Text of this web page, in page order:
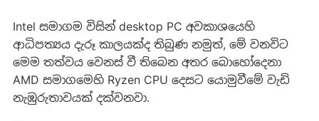
Intel සමාගම විසින් desktop PC අවකාශයෙහි
ආධිපත්‍යය දැරූ කාලයක්ද තිබුණ නමුත්, මේ වනවිට
මෙම තත්වය වෙනස් වී තිබෙන අතර බොහෝදෙනා
AMD සමාගමෙහි Ryzen CPU දෙසට යොමුවීමේ වැඩි
නැඹුරුතාවයක් දක්වනවා.